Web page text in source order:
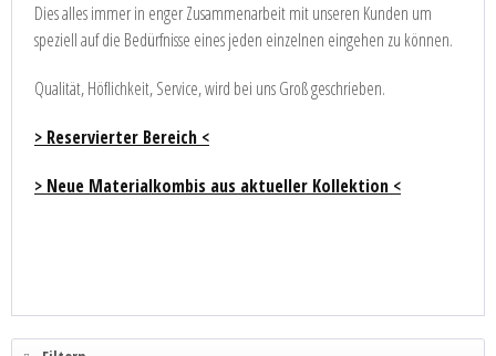
Dies alles immer in enger Zusammenarbeit mit unseren Kunden um
speziell auf die Bedürfnisse eines jeden einzelnen eingehen zu können.
Qualität, Höflichkeit, Service, wird bei uns Groß geschrieben.
> Reservierter Bereich <
> Neue Materialkombis aus aktueller Kollektion <